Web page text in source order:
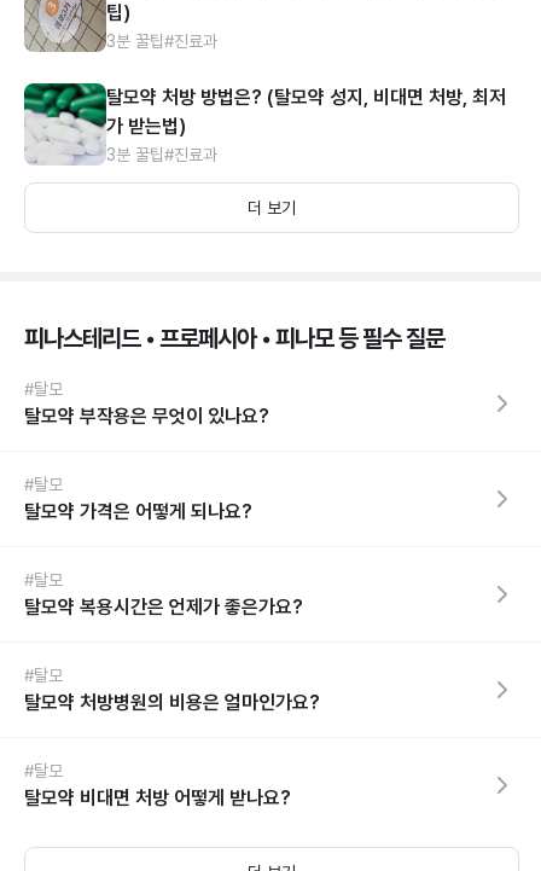
팁)
3분 꿀팁#진료과
탈모약 처방 방법은? (탈모약 성지, 비대면 처방, 최저
가 받는법)
3분 꿀팁#진료과
더 보기
피나스테리드 • 프로페시아 • 피나모 등 필수 질문
#탈모
탈모약 부작용은 무엇이 있나요?
#탈모
탈모약 가격은 어떻게 되나요?
#탈모
탈모약 복용시간은 언제가 좋은가요?
#탈모
탈모약 처방병원의 비용은 얼마인가요?
#탈모
탈모약 비대면 처방 어떻게 받나요?